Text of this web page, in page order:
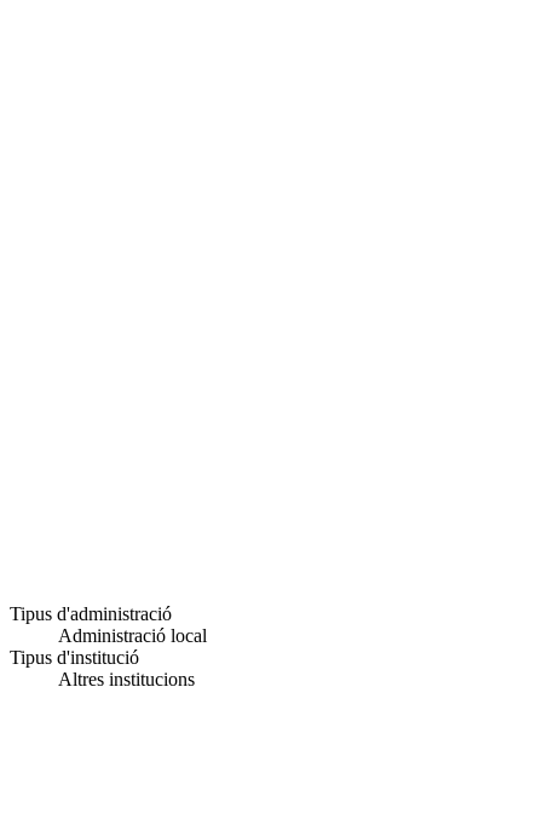
Tipus d'administració
Administració local
Tipus d'institució
Altres institucions